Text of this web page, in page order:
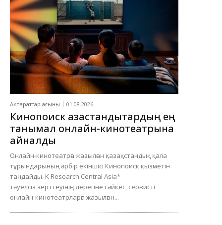
Ақпараттар ағыны 01.08.2026
Кинопоиск қазақстандықтардың ең
танымал онлайн-кинотеатрына
айналды
Онлайн-кинотеатрға жазылған қазақстандық қала
тұрғындарының әрбір екіншісі Кинопоиск қызметін
таңдайды. K Research Central Asia*
тәуелсіз зерттеуінің дерегіне сәйкес, сервисті
онлайн-кинотеатрларға жазылған...